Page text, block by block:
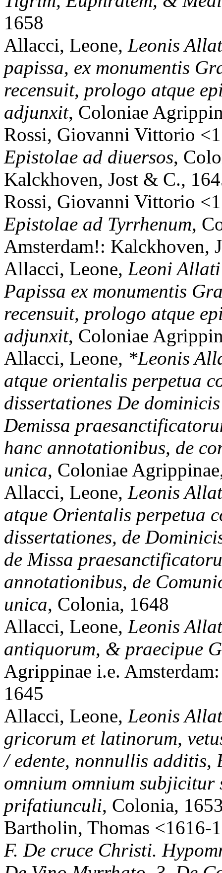
1658
Allacci, Leone, Leonis
papissa, ex monumentis
recensuit, prologo atque
adjunxit, Coloniae
Rossi, Giovanni Vittorio
Epistolae ad diuersos,
Kalckhoven, Jost & C.,
Rossi, Giovanni Vittorio
Epistolae ad Tyrrhenum,
Amsterdam!: Kalckhoven,
Allacci, Leone, Leoni
Papissa ex monumentis
recensuit, prologo atque
adjunxit, Coloniae
Allacci, Leone, *Leonis
atque orientalis perpetua
dissertationes De
Demissa
hanc annotationibus, de
unica, Coloniae
Allacci, Leone, Leonis
atque Orientalis perpetua
dissertationes, de
de Missa
annotationibus, de
unica, Colonia, 1648
Allacci, Leone, Leonis
antiquorum, & praecipue
Agrippinae i.e.
1645
Allacci, Leone, Leonis
gricorum et latinorum,
/ edente, nonnullis
omnium omnium subjicitur
prifatiunculi, Colonia,
Bartholin, Thomas <1616-
F. De cruce Christi.